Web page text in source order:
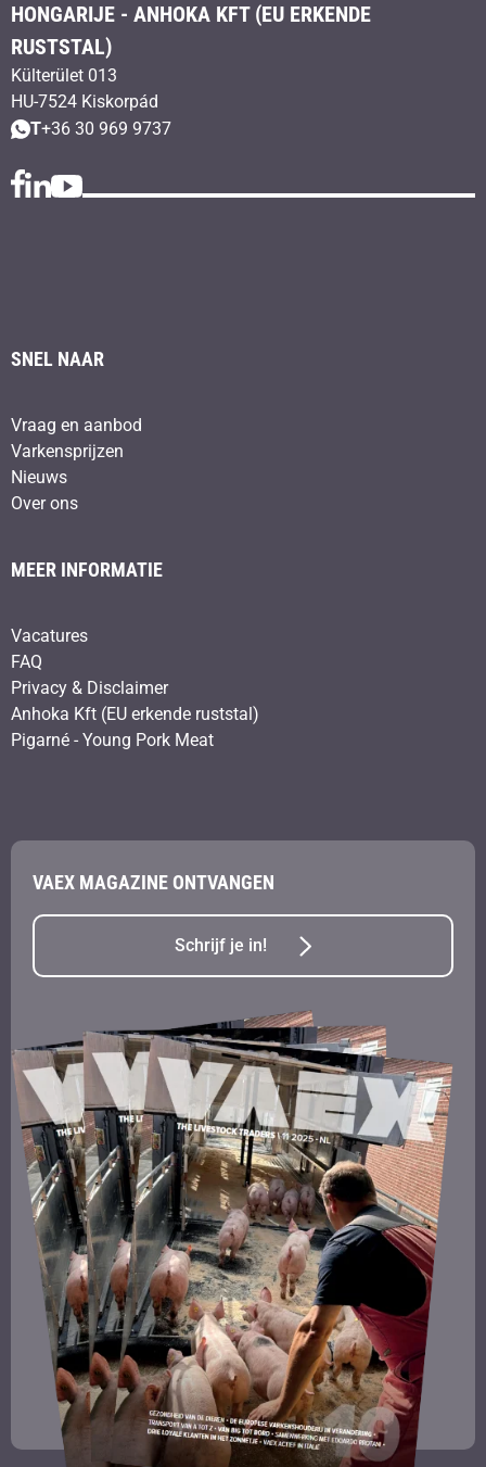
HONGARIJE - ANHOKA KFT (EU ERKENDE
RUSTSTAL)
Külterület 013
HU-7524 Kiskorpád
T+36 30 969 9737
SNEL NAAR
Vraag en aanbod
Varkensprijzen
Nieuws
Over ons
MEER INFORMATIE
Vacatures
FAQ
Privacy & Disclaimer
Anhoka Kft (EU erkende ruststal)
Pigarné - Young Pork Meat
VAEX MAGAZINE ONTVANGEN
Schrijf je in!